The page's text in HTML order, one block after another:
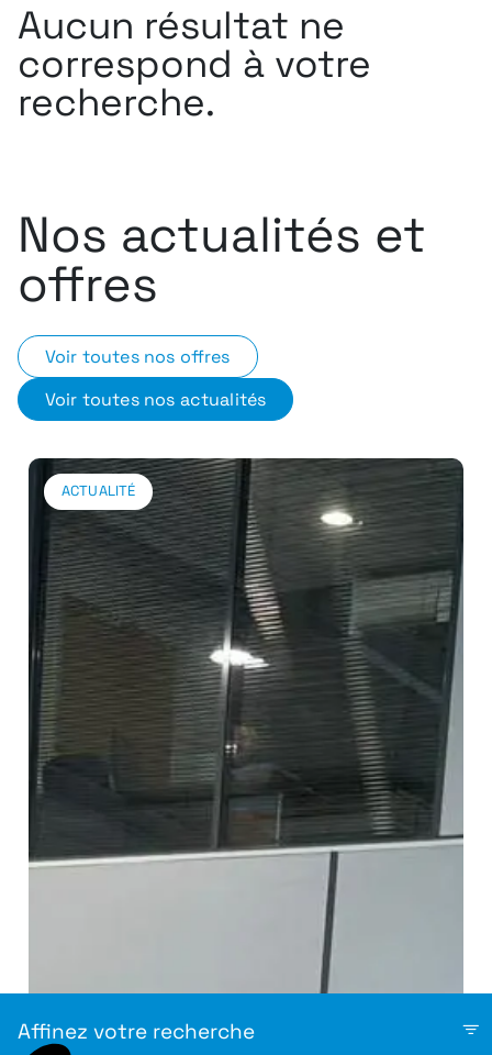
Affinez votre recherche
Aucun résultat ne
correspond à votre
recherche.
Nos actualités et
offres
Voir toutes nos offres
Voir toutes nos actualités
ACTUALITÉ